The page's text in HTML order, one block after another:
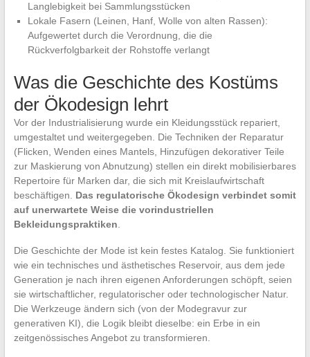
Langlebigkeit bei Sammlungsstücken
Lokale Fasern (Leinen, Hanf, Wolle von alten Rassen):
Aufgewertet durch die Verordnung, die die
Rückverfolgbarkeit der Rohstoffe verlangt
Was die Geschichte des Kostüms
der Ökodesign lehrt
Vor der Industrialisierung wurde ein Kleidungsstück repariert,
umgestaltet und weitergegeben. Die Techniken der Reparatur
(Flicken, Wenden eines Mantels, Hinzufügen dekorativer Teile
zur Maskierung von Abnutzung) stellen ein direkt mobilisierbares
Repertoire für Marken dar, die sich mit Kreislaufwirtschaft
beschäftigen. Das regulatorische Ökodesign verbindet somit
auf unerwartete Weise die vorindustriellen
Bekleidungspraktiken.
Die Geschichte der Mode ist kein festes Katalog. Sie funktioniert
wie ein technisches und ästhetisches Reservoir, aus dem jede
Generation je nach ihren eigenen Anforderungen schöpft, seien
sie wirtschaftlicher, regulatorischer oder technologischer Natur.
Die Werkzeuge ändern sich (von der Modegravur zur
generativen KI), die Logik bleibt dieselbe: ein Erbe in ein
zeitgenössisches Angebot zu transformieren.